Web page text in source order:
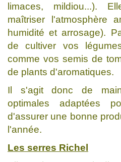
limaces, mildiou...).
maîtriser l'atmosphère
humidité et arrosage).
de cultiver vos
comme vos semis de
de plants d'aromatiques.
Il s'agit donc de
optimales adaptées
d'assurer une bonne
l'année.
Les serres Richel